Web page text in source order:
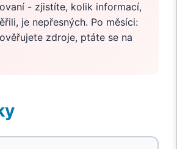
- zjistíte, kolik informací,
je nepřesných. Po měsíci:
zdroje, ptáte se na